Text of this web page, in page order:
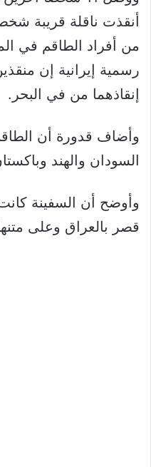
أنقذت ناقلة قريبة
من أفراد الطاقم في
رسمية إيرانية إن
إنقاذهما من في البحر.
وأضاف قدورة أن
السودان والهند
وأوضح أن السفينة
قصر بالعراق وعلى